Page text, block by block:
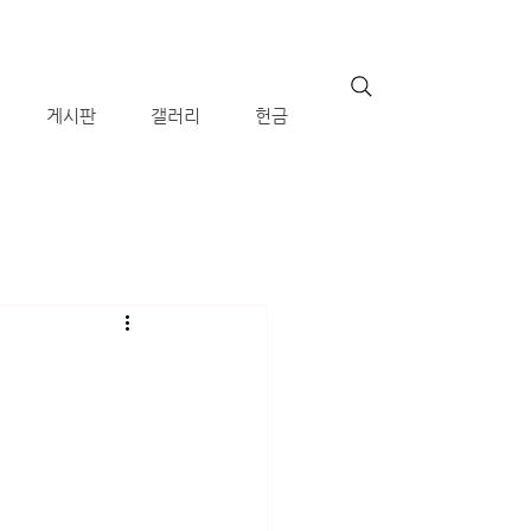
게시판 갤러리 헌금